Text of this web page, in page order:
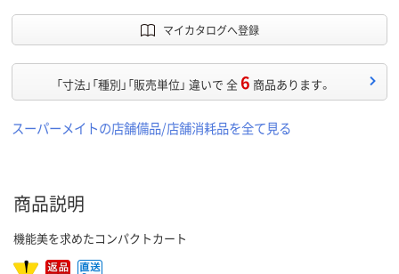
マイカタログへ登録
「寸法」「種別」「販売単位」 違いで 全6 商品あります。
スーパーメイトの店舗備品/店舗消耗品を全て見る
商品説明
機能美を求めたコンパクトカート